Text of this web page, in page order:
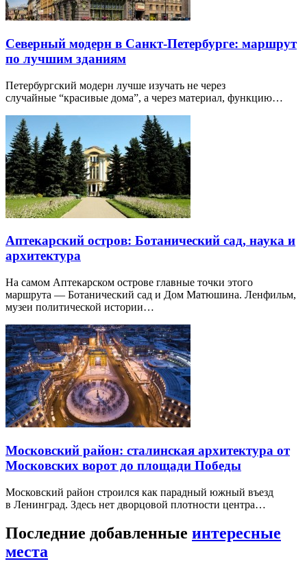
Северный модерн в Санкт-Петербурге: маршрут
по лучшим зданиям
Петербургский модерн лучше изучать не через
случайные “красивые дома”, а через материал, функцию…
Аптекарский остров: Ботанический сад, наука и
архитектура
На самом Аптекарском острове главные точки этого
маршрута — Ботанический сад и Дом Матюшина. Ленфильм,
музеи политической истории…
Московский район: сталинская архитектура от
Московских ворот до площади Победы
Московский район строился как парадный южный въезд
в Ленинград. Здесь нет дворцовой плотности центра…
Последние добавленные интересные
места